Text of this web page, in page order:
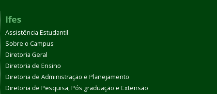
Ifes
Assistência Estudantil
Sobre o Campus
Diretoria Geral
Diretoria de Ensino
Diretoria de Administração e Planejamento
Diretoria de Pesquisa, Pós graduação e Extensão